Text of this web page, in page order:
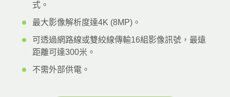
式。
最大影像解析度達4K (8MP)。
可透過網路線或雙絞線傳輸16組影像訊號，最遠
距離可達300米。
不需外部供電。